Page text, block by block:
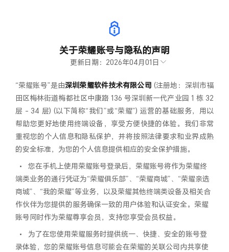
关于荣耀账号与隐私的声明
更新日期：2026年04月01日
“荣耀账号”是由深圳荣耀软件技术有限公司 (注册地：深圳市福
田区梅林街道梅都社区中康路 136 号深圳新一代产业园 1 栋 32
层 - 34 层) (以下简称“我们”或“荣耀”) 运营的基础服务，用以
帮助您更好地使用终端设备，享受方便快捷的体验。我们非常
重视您的个人信息和隐私保护，并将按照法律要求和业界成熟
的安全标准，为您的个人信息提供相应的安全保护措施。
•
您在手机上使用荣耀账号登录后，荣耀账号将作为荣耀终
端类业务的通行凭证为“荣耀俱乐部”、“荣耀商城”、“荣耀亲选
商城”、“我的荣耀”等业务，以及荣耀其他终端类设备及相关合
作伙伴为您提供的服务确保一致的用户体验和认证安全。荣耀
账号同时作为荣耀尊享会员，支持您享受会员权益。
•
为了在您使用荣耀服务时提供统一、快捷、安全的账号登
录体验，您的荣耀账号信息可能会在荣耀的关联公司内共享使